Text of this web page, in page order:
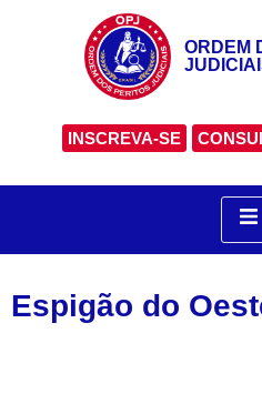
ORDEM
INSCREVA-SE
Espigão do